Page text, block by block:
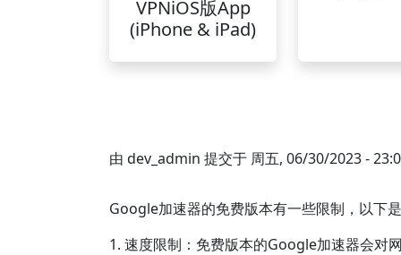
VPNiOS版App
(iPhone & iPad)
由 dev_admin 提交于 周五, 06/30/2023 -
Google加速器的免费版本有一些限制，以下
1. 速度限制：免费版本的Google加速器会对